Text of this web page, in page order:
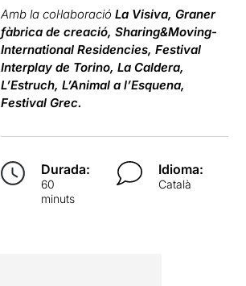
Amb la col·laboracióLa Visiva, Graner
fàbrica de creació, Sharing&Moving-
International Residencies, Festival
Interplay de Torino, La Caldera,
L’Estruch, L’Animal a l’Esquena,
Festival Grec.
Durada:
60
minuts
Idioma:
Català